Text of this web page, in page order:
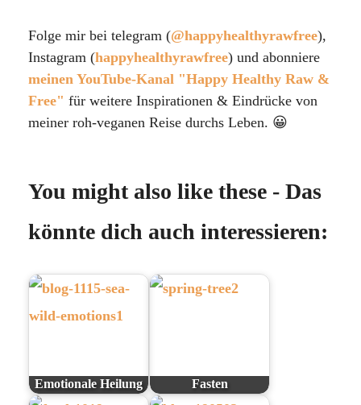
Folge mir bei telegram (@happyhealthyrawfree),
Instagram (happyhealthyrawfree) und abonniere
meinen YouTube-Kanal "Happy Healthy Raw &
Free" für weitere Inspirationen & Eindrücke von
meiner roh-veganen Reise durchs Leben. 😀
You might also like these - Das
könnte dich auch interessieren:
Emotionale Heilung Fasten